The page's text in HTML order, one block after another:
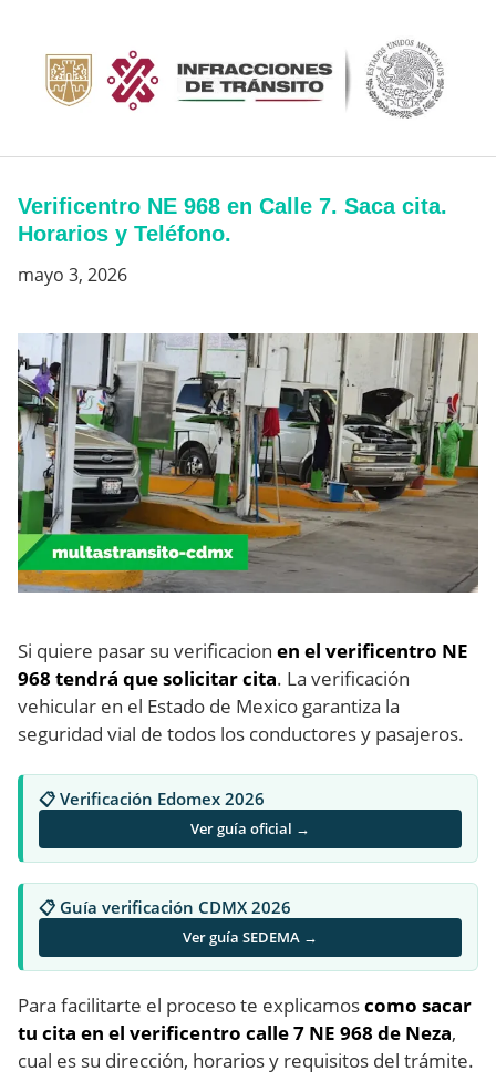
contenido
Verificentro NE 968 en Calle 7. Saca cita.
Horarios y Teléfono.
mayo 3, 2026
Si quiere pasar su verificacion en el verificentro NE
968 tendrá que solicitar cita. La verificación
vehicular en el Estado de Mexico garantiza la
seguridad vial de todos los conductores y pasajeros.
📋 Verificación Edomex 2026
Ver guía oficial →
📋 Guía verificación CDMX 2026
Ver guía SEDEMA →
Para facilitarte el proceso te explicamoscomo sacar
tu cita en el verificentro calle 7 NE 968 de Neza,
cual es su dirección, horarios y requisitos del trámite.